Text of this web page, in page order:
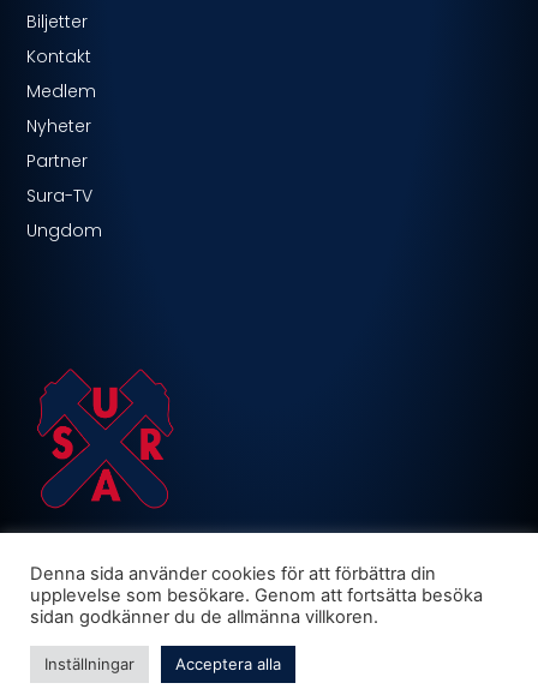
Biljetter
Kontakt
Medlem
Nyheter
Partner
Sura-TV
Ungdom
Denna sida använder cookies för att förbättra din
upplevelse som besökare. Genom att fortsätta besöka
sidan godkänner du de allmänna villkoren.
Inställningar Acceptera alla